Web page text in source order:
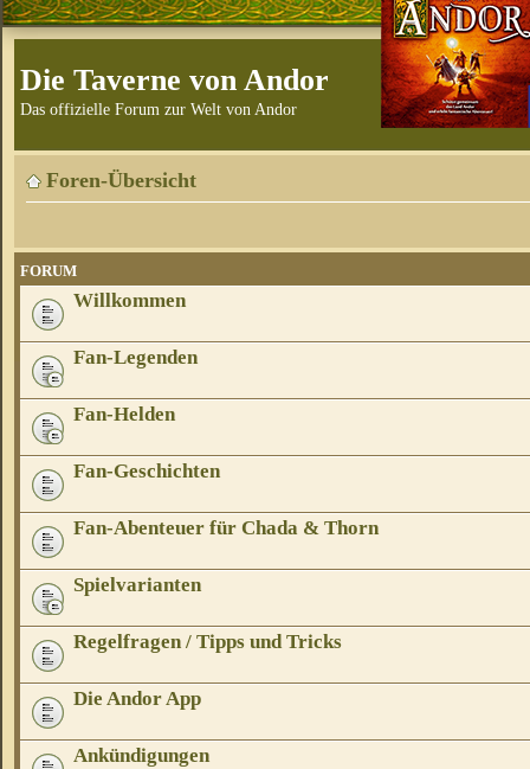
Die Taverne von Andor
Das offizielle Forum zur Welt von Andor
Foren-Übersicht
FORUM
Willkommen
Fan-Legenden
Fan-Helden
Fan-Geschichten
Fan-Abenteuer für Chada & Thorn
Spielvarianten
Regelfragen / Tipps und Tricks
Die Andor App
Ankündigungen